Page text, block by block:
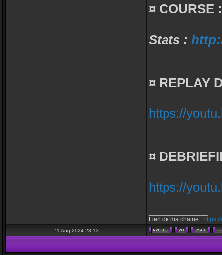
¤ COURSE :
Stats :
¤ REPLAY
https://
¤
https://
Lien de ma chaine :
11 Aug 2024 23:13